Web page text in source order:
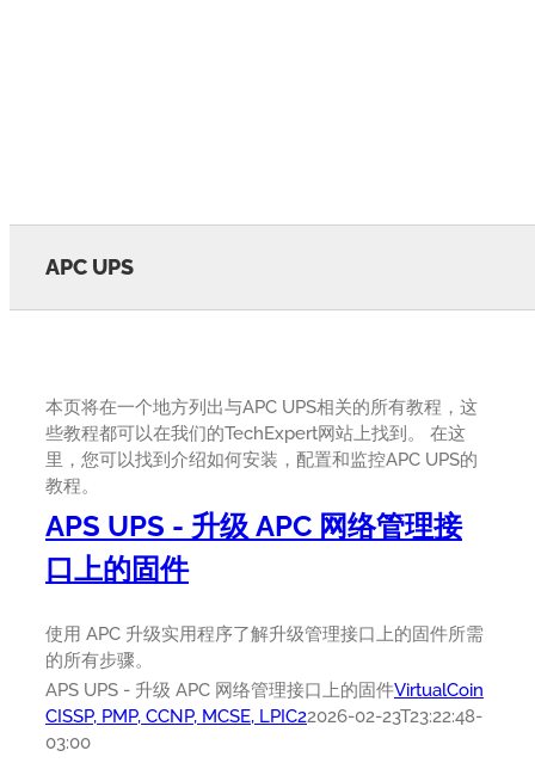
APC UPS
本页将在一个地方列出与APC UPS相关的所有教程，这
些教程都可以在我们的TechExpert网站上找到。 在这
里，您可以找到介绍如何安装，配置和监控APC UPS的
教程。
APS UPS - 升级 APC 网络管理接
口上的固件
使用 APC 升级实用程序了解升级管理接口上的固件所需
的所有步骤。
APS UPS - 升级 APC 网络管理接口上的固件VirtualCoin
CISSP, PMP, CCNP, MCSE, LPIC22026-02-23T23:22:48-
03:00